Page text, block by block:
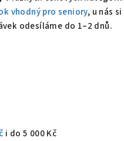
vhodný pro seniory, u nás
odesíláme do 1–2 dnů.
i do 5 000 Kč